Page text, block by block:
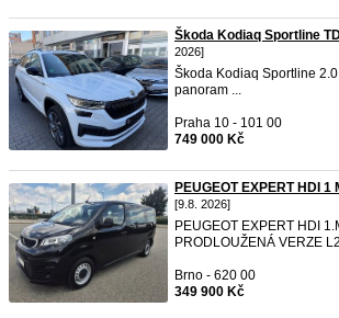
Škoda Kodiaq Sportline
2026]
Škoda Kodiaq Sportline
panoram ...
Praha 10 - 101 00
749 000 Kč
PEUGEOT EXPERT HDI 1
[9.8. 2026]
PEUGEOT EXPERT HDI
PRODLOUŽENÁ VERZE
Brno - 620 00
349 900 Kč